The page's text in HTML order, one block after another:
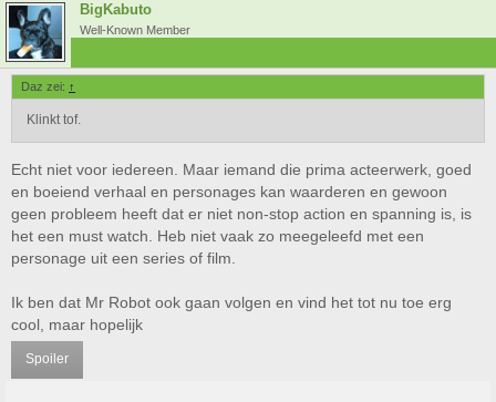
BigKabuto
Well-Known Member
Daz zei: ↑
Klinkt tof.
Echt niet voor iedereen. Maar iemand die prima acteerwerk, goed
en boeiend verhaal en personages kan waarderen en gewoon
geen probleem heeft dat er niet non-stop action en spanning is, is
het een must watch. Heb niet vaak zo meegeleefd met een
personage uit een series of film.
Ik ben dat Mr Robot ook gaan volgen en vind het tot nu toe erg
cool, maar hopelijk
Spoiler